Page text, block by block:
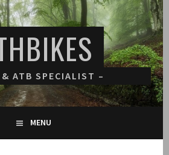
& ATB SPECIALIST –
MENU